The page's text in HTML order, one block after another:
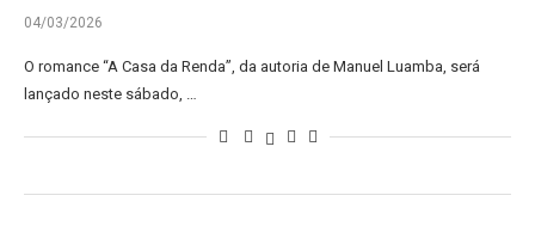
04/03/2026
O romance “A Casa da Renda”, da autoria de Manuel Luamba, será
lançado neste sábado, …